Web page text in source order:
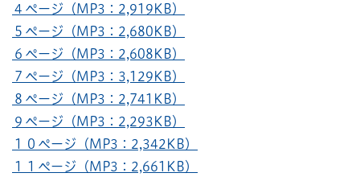
４ページ（MP3：2,919KB）
５ページ（MP3：2,680KB）
６ページ（MP3：2,608KB）
７ページ（MP3：3,129KB）
８ページ（MP3：2,741KB）
９ページ（MP3：2,293KB）
１０ページ（MP3：2,342KB）
１１ページ（MP3：2,661KB）